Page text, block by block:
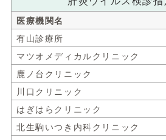
医療機関名
有山診療所
マツオメディカルクリニック
鹿ノ台クリニック
川口クリニック
はぎはらクリニック
北生駒いつき内科クリニック